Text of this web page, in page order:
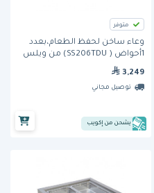
متوفر
وعاء ساخن لحفظ الطعام،بعدد
1أحواض ( SS206TDU) من ويلس
3,249
توصيل مجاني
يشحن من إكويب